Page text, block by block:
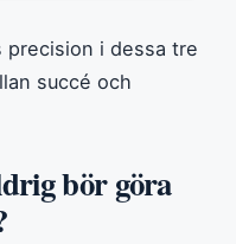
precision i dessa tre
succé och
bör göra